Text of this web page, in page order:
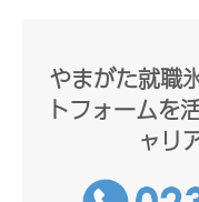
やまがた就職
トフォームを
ャリ